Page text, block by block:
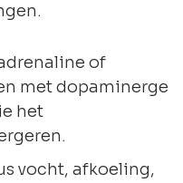
of
met dopaminerge
het
vocht, afkoeling,